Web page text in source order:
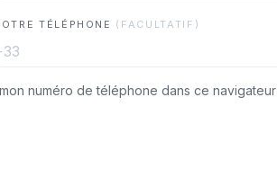
TÉLÉPHONE (FACULTATIF)
numéro de téléphone dans ce navigateur